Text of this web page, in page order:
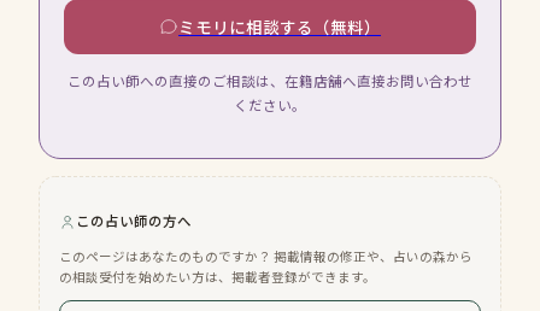
ミモリに相談する（無料）
この占い師への直接のご相談は、在籍店舗へ直接お問い合わせ
ください。
この占い師の方へ
このページはあなたのものですか？ 掲載情報の修正や、占いの森から
の相談受付を始めたい方は、掲載者登録ができます。